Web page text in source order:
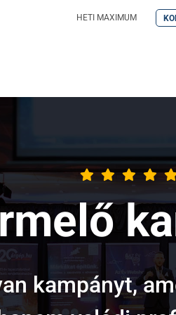
HETI MAXIMUM
kampányt,